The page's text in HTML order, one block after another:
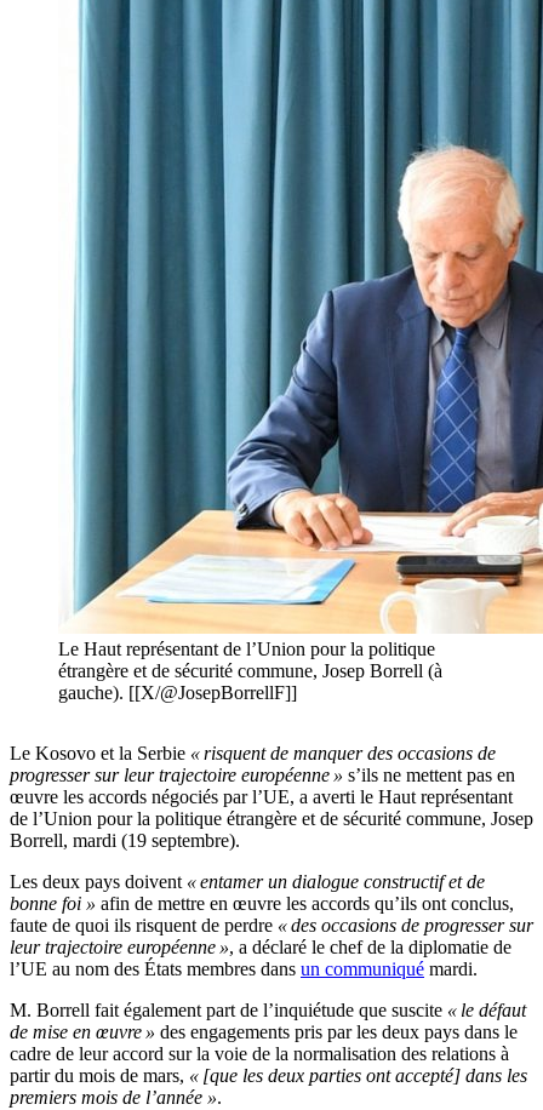
Le Haut représentant de l’Union pour la politique
étrangère et de sécurité commune, Josep Borrell (à
gauche). [[X/@JosepBorrellF]]
Le Kosovo et la Serbie « risquent de manquer des occasions de
progresser sur leur trajectoire européenne » s’ils ne mettent pas en
œuvre les accords négociés par l’UE, a averti le Haut représentant
de l’Union pour la politique étrangère et de sécurité commune, Josep
Borrell, mardi (19 septembre).
Les deux pays doivent « entamer un dialogue constructif et de
bonne foi » afin de mettre en œuvre les accords qu’ils ont conclus,
faute de quoi ils risquent de perdre « des occasions de progresser sur
leur trajectoire européenne », a déclaré le chef de la diplomatie de
l’UE au nom des États membres dans un communiqué mardi.
M. Borrell fait également part de l’inquiétude que suscite « le défaut
de mise en œuvre » des engagements pris par les deux pays dans le
cadre de leur accord sur la voie de la normalisation des relations à
partir du mois de mars, « [que les deux parties ont accepté] dans les
premiers mois de l’année ».